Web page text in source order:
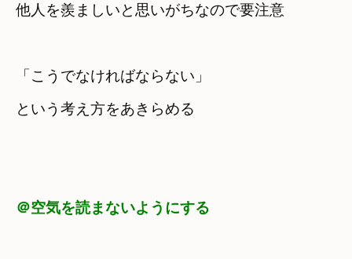
他人を羨ましいと思いがちなので要注意
「こうでなければならない」
という考え方をあきらめる